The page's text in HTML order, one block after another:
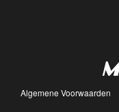
Algemene Voorwaarden